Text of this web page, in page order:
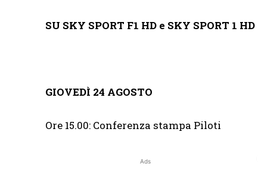
SU SKY SPORT F1 HD e SKY SPORT 1 HD
GIOVEDÌ 24 AGOSTO
Ore 15.00: Conferenza stampa Piloti
Ads